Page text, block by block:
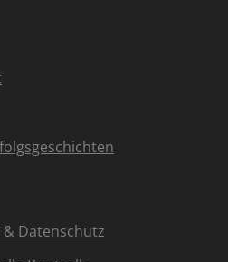
Datenschutz